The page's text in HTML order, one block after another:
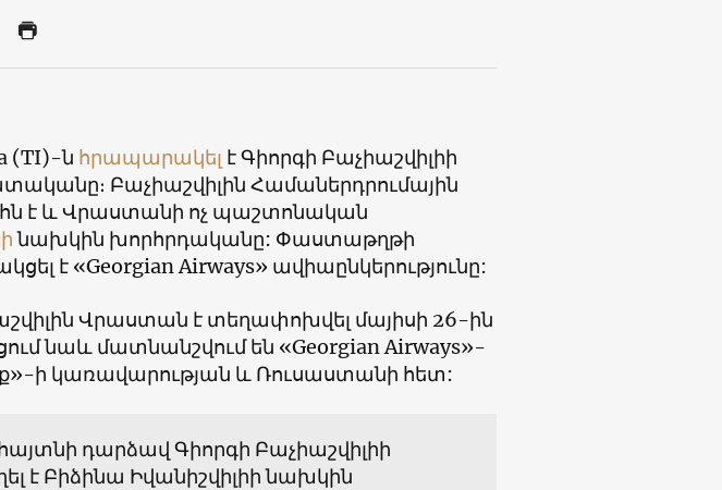
(TI)-ն հրապարակել է Գիորգի Բաչիաշվիլիի
Բաչիաշվիլին Համաներդրումային
է և Վրաստանի ոչ պաշտոնական
նախկին խորհրդականը: Փաստաթղթի
է «Georgian Airways» ավիաընկերությունը:
Վրաստան է տեղափոխվել մայիսի 26-ին
նաև մատնանշվում են «Georgian Airways»-
ի կառավարության և Ռուսաստանի հետ:
դարձավ Գիորգի Բաչիաշվիլիի
է Բիձինա Իվանիշվիլիի նախկին